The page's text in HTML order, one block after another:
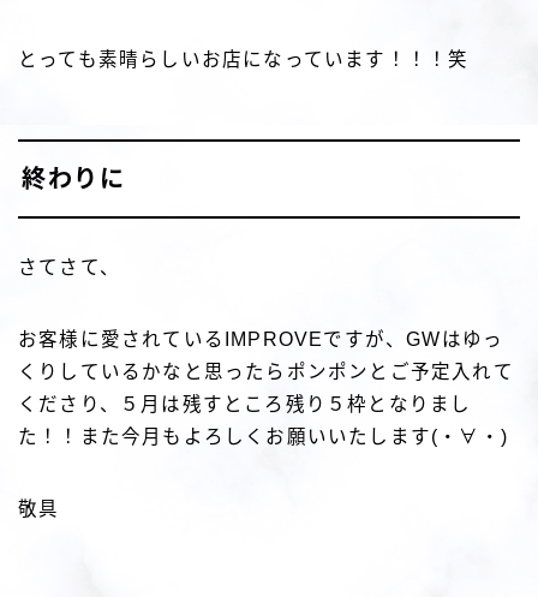
とっても素晴らしいお店になっています！！！笑
終わりに
さてさて、
お客様に愛されているIMPROVEですが、GWはゆっ
くりしているかなと思ったらポンポンとご予定入れて
くださり、５月は残すところ残り５枠となりまし
た！！また今月もよろしくお願いいたします(・∀・)
敬具